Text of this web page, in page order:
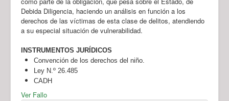
Debida Diligencia, haciendo un análisis en función a los
derechos de las víctimas de esta clase de delitos, atendiendo
a su especial situación de vulnerabilidad.
INSTRUMENTOS JURÍDICOS
Convención de los derechos del niño.
Ley N.º 26.485
CADH
Ver Fallo